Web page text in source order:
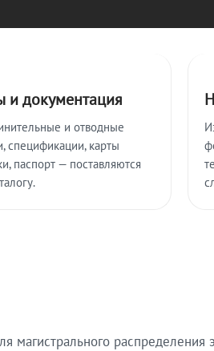
и документация
и отводные
спецификации, карты
паспорт — поставляются
магистрального